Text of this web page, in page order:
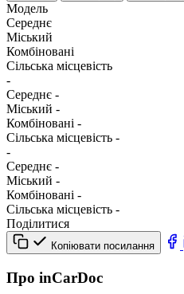
Модель
Середнє
Міський
Комбіновані
Сільська місцевість
-
Середнє -
Міський -
Комбіновані -
Сільська місцевість -
-
Середнє -
Міський -
Комбіновані -
Сільська місцевість -
Поділитися
Копіювати посилання
Про inCarDoc